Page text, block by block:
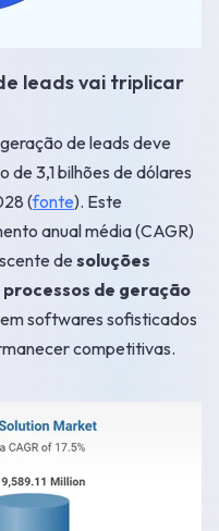
leads vai triplicar
de leads deve
3,1 bilhões de dólares
(fonte). Este
anual média (CAGR)
de soluções
de geração
softwares sofisticados
competitivas.